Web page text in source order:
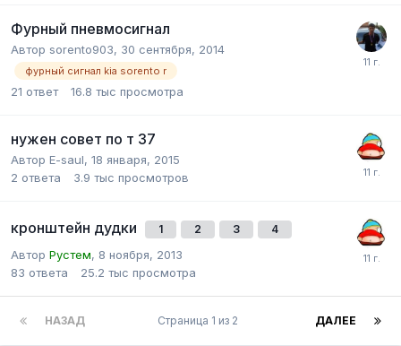
Фурный пневмосигнал
Автор sorento903, 30 сентября, 2014
фурный сигнал kia sorento r
21 ответ 16.8 тыс просмотра
нужен совет по т 37
Автор E-saul, 18 января, 2015
2 ответа 3.9 тыс просмотров
кронштейн дудки 1 2 3 4
Автор Рустем, 8 ноября, 2013
83 ответа 25.2 тыс просмотра
НАЗАД ДАЛЕЕ
Страница 1 из 2